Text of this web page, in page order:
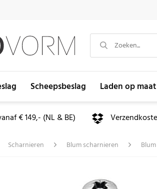
Scheepsbeslag Laden op maat
€ 149,- (NL & BE)
Scharnieren Blum scharnieren